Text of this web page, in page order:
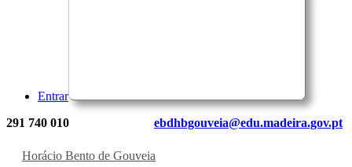
Entrar
291 740 010 ebdhbgouveia@edu.madeira.gov.pt
Horácio Bento de Gouveia